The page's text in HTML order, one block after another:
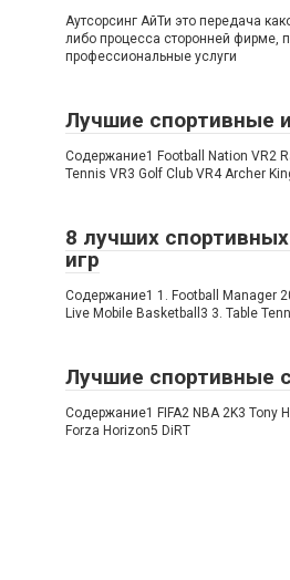
Аутсорсинг АйТи это передача
либо процесса сторонней фирме,
профессиональные услуги
Лучшие спортивные
Содержание1 Football Nation VR2
Tennis VR3 Golf Club VR4 Archer
8 лучших
игр
Содержание1 1. Football Manager
Live Mobile Basketball3 3. Table
Лучшие спортивные
Содержание1 FIFA2 NBA 2K3 Tony
Forza Horizon5 DiRT